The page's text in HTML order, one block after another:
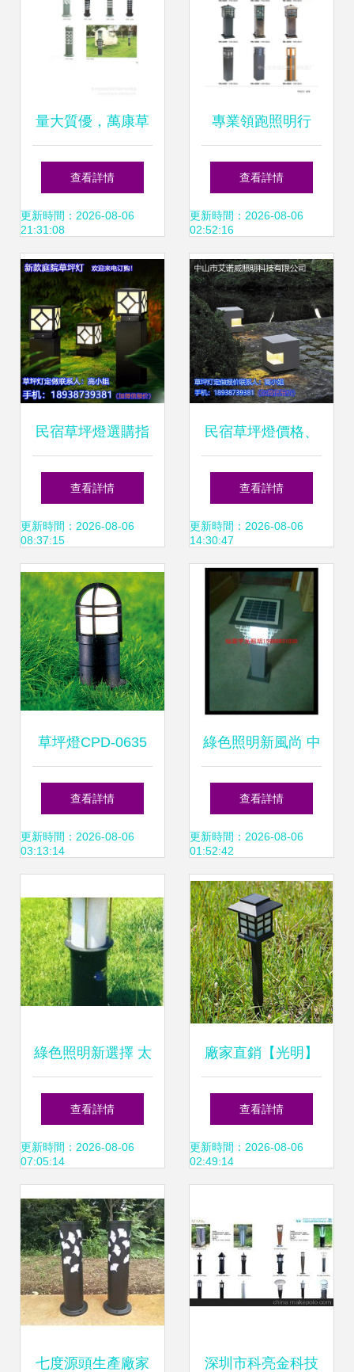
量大質優，萬康草
帽草坪燈點亮墅園
之美 —— 走近常
州萬康燈飾的匠心
之作
查看詳情
更新時間：2026-08-06
21:31:08
專業領跑照明行
業，打造高品質戶
外草坪燈的核心優
勢——中山市古鎮
紅勝照明電器廠全
景解析
查看詳情
更新時間：2026-08-06
02:52:16
民宿草坪燈選購指
南 價格、圖片與廠
家品牌大全
查看詳情
更新時間：2026-08-06
08:37:15
民宿草坪燈價格、
圖片、批發、廠家
與品牌全解析
查看詳情
更新時間：2026-08-06
14:30:47
草坪燈CPD-0635
點亮自然之美，守
護庭院夜色
查看詳情
更新時間：2026-08-06
03:13:14
綠色照明新風尚 中
山與遼寧太陽能草
坪燈的對比與選擇
查看詳情
更新時間：2026-08-06
01:52:42
綠色照明新選擇 太
陽能草坪燈點亮你
的戶外空間
查看詳情
更新時間：2026-08-06
07:05:14
廠家直銷【光明】
草坪燈 點亮廣場與
小區的綠色之光
查看詳情
更新時間：2026-08-06
02:49:14
七度源頭生產廠家 深圳市科亮金科技